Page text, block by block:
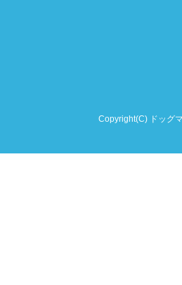
Copyright(C) ドッグ